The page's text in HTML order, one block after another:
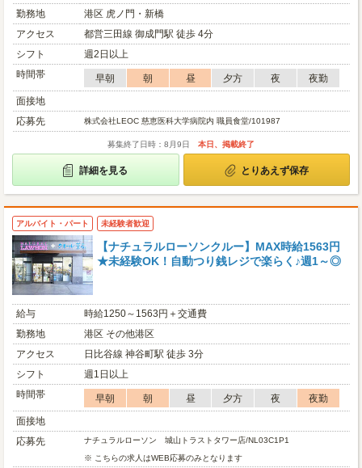
勤務地
港区 虎ノ門・新橋
アクセス
都営三田線 御成門駅 徒歩 4分
シフト
週2日以上
時間帯
早朝 朝 昼 夕方 夜
夜勤
面接地
応募先
株式会社LEOC 慈恵医科大学病院内 職員食堂/101987
募集終了日時：8月9日 本日、掲載終了
詳細を見る とりあえず保存
アルバイト・パート 未経験者歓迎
【ナチュラルローソンクルー】MAX時給1563円
★未経験OK！自動つり銭レジで楽らく♪週1～◎
給与
時給1250～1563円＋交通費
勤務地
港区 その他港区
アクセス
日比谷線 神谷町駅 徒歩 3分
シフト
週1日以上
時間帯
早朝 朝 昼 夕方 夜
夜勤
面接地
応募先
ナチュラルローソン 城山トラストタワー店/NL03C1P1
※ こちらの求人はWEB応募のみとなります